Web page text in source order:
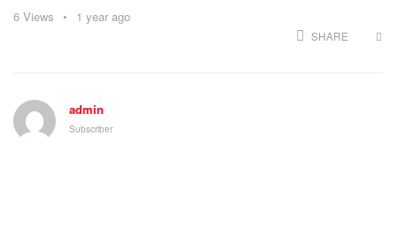
6 Views 1 year ago
SHARE
admin
Subscriber